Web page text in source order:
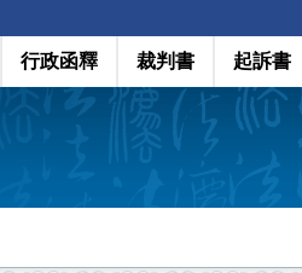
行政函釋 裁判書 起訴書